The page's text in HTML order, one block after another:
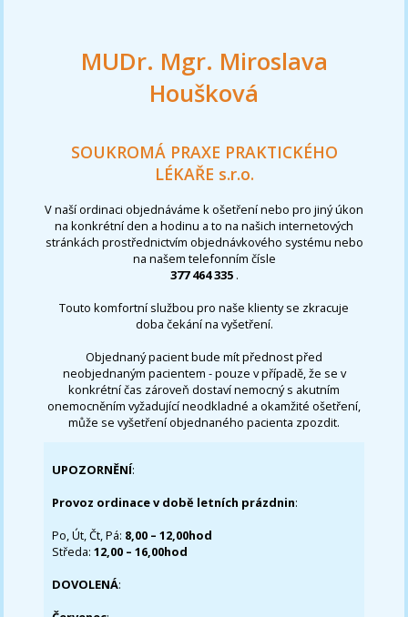
MUDr. Mgr. Miroslava
Houšková
SOUKROMÁ PRAXE PRAKTICKÉHO
LÉKAŘE s.r.o.
V naší ordinaci objednáváme k ošetření nebo pro jiný úkon
na konkrétní den a hodinu a to na našich internetových
stránkách prostřednictvím objednávkového systému nebo
na našem telefonním čísle
377 464 335 .
Touto komfortní službou pro naše klienty se zkracuje
doba čekání na vyšetření.
Objednaný pacient bude mít přednost před
neobjednaným pacientem - pouze v případě, že se v
konkrétní čas zároveň dostaví nemocný s akutním
onemocněním vyžadující neodkladné a okamžité ošetření,
může se vyšetření objednaného pacienta zpozdit.
UPOZORNĚNÍ:
Provoz ordinace v době letních prázdnin:
Po, Út, Čt, Pá: 8,00 – 12,00hod
Středa:12,00 – 16,00hod
DOVOLENÁ: